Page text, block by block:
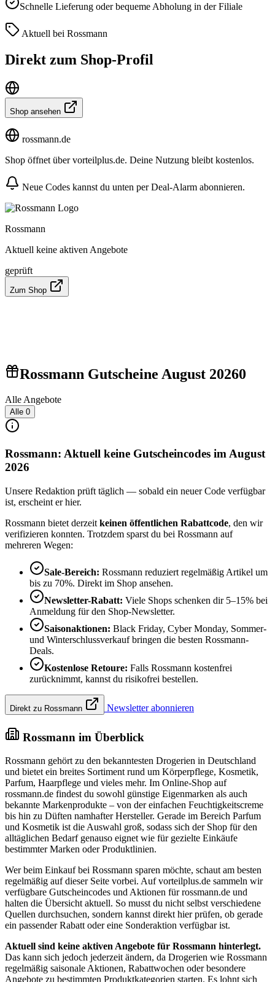
Schnelle Lieferung oder bequeme Abholung in der Filiale
Aktuell bei Rossmann
Direkt zum Shop-Profil
Shop ansehen
rossmann.de
Shop öffnet über vorteilplus.de. Deine Nutzung bleibt kostenlos.
Neue Codes kannst du unten per Deal-Alarm abonnieren.
Rossmann
Aktuell keine aktiven Angebote
geprüft
Zum Shop
Rossmann Gutscheine August 20260
Alle Angebote
Alle 0
Rossmann: Aktuell keine Gutscheincodes im August
2026
Unsere Redaktion prüft täglich — sobald ein neuer Code verfügbar
ist, erscheint er hier.
Rossmann bietet derzeit keinen öffentlichen Rabattcode, den wir
verifizieren konnten. Trotzdem sparst du bei Rossmann auf
mehreren Wegen:
Sale-Bereich: Rossmann reduziert regelmäßig Artikel um
bis zu 70%. Direkt im Shop ansehen.
Newsletter-Rabatt: Viele Shops schenken dir 5–15% bei
Anmeldung für den Shop-Newsletter.
Saisonaktionen: Black Friday, Cyber Monday, Sommer-
und Winterschlussverkauf bringen die besten Rossmann-
Deals.
Kostenlose Retoure: Falls Rossmann kostenfrei
zurücknimmt, kannst du risikofrei bestellen.
Direkt zu Rossmann Newsletter abonnieren
Rossmann im Überblick
Rossmann gehört zu den bekanntesten Drogerien in Deutschland
und bietet ein breites Sortiment rund um Körperpflege, Kosmetik,
Parfum, Haarpflege und vieles mehr. Im Online-Shop auf
rossmann.de findest du sowohl günstige Eigenmarken als auch
bekannte Markenprodukte – von der einfachen Feuchtigkeitscreme
bis hin zu Düften namhafter Hersteller. Gerade im Bereich Parfum
und Kosmetik ist die Auswahl groß, sodass sich der Shop für den
alltäglichen Bedarf genauso eignet wie für gezielte Einkäufe
bestimmter Marken oder Produktlinien.
Wer beim Einkauf bei Rossmann sparen möchte, schaut am besten
regelmäßig auf dieser Seite vorbei. Auf vorteilplus.de sammeln wir
verfügbare Gutscheincodes und Aktionen für rossmann.de und
halten die Übersicht aktuell. So musst du nicht selbst verschiedene
Quellen durchsuchen, sondern kannst direkt hier prüfen, ob gerade
ein passender Rabatt oder eine Sonderaktion verfügbar ist.
Aktuell sind keine aktiven Angebote für Rossmann hinterlegt.
Das kann sich jedoch jederzeit ändern, da Drogerien wie Rossmann
regelmäßig saisonale Aktionen, Rabattwochen oder besondere
Angebote zu bestimmten Produktkategorien starten. Es lohnt sich